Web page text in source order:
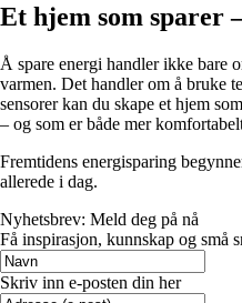
Et hjem som sparer
Å spare energi handler ikke bare
varmen. Det handler om å bruke
sensorer kan du skape et hjem
– og som er både mer
Fremtidens energisparing
allerede i dag.
Nyhetsbrev: Meld deg på nå
Få inspirasjon, kunnskap og små
Skriv inn e-posten din her